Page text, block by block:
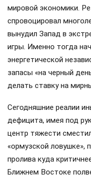
мировой экономики.
спровоцировал
вынудил Запад в
игры. Именно тогда
энергетической
запасы «на черный
делать ставку на
Сегодняшние реалии
дефицита, имея под
центр тяжести
«ормузской ловушке»,
пролива куда
Ближнем Востоке